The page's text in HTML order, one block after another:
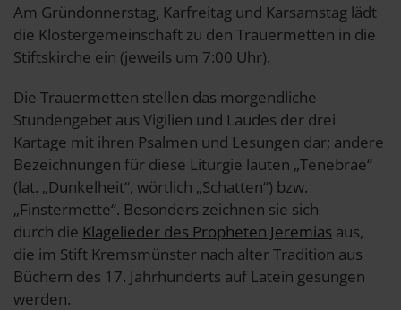
Am Gründonnerstag, Karfreitag und Karsamstag lädt
die Klostergemeinschaft zu den Trauermetten in die
Stiftskirche ein (jeweils um 7:00 Uhr).
Die Trauermetten stellen das morgendliche
Stundengebet aus Vigilien und Laudes der drei
Kartage mit ihren Psalmen und Lesungen dar; andere
Bezeichnungen für diese Liturgie lauten „Tenebrae“
(lat. „Dunkelheit“, wörtlich „Schatten“) bzw.
„Finstermette“. Besonders zeichnen sie sich
durch die Klagelieder des Propheten Jeremias aus,
die im Stift Kremsmünster nach alter Tradition aus
Büchern des 17. Jahrhunderts auf Latein gesungen
werden.